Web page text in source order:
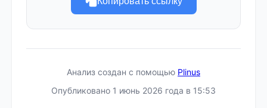
Анализ создан с помощью Plinus
Опубликовано 1 июнь 2026 года в 15:53